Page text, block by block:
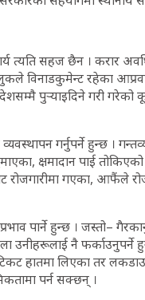
त्यति सहज छैन । करार
विनाडकुमेन्ट रहेका
पुर्‍याइदिने गरी गरेको
गर्नुपर्ने हुन्छ ।
क्षमादान पाई
रोजगारीमा गएका, आफैंले
पार्ने हुन्छ । जस्तो–
उनीहरूलाई नै
हातमा लिएका तर
पर्न सक्छन् ।